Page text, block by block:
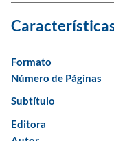
Formato
Número de Páginas
Subtítulo
Editora